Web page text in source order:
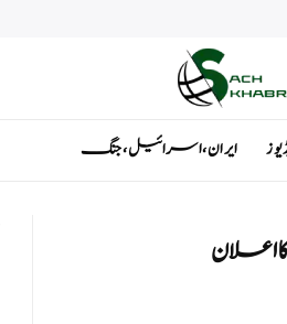
ایران ، اسرائیل ، جنگ
اعلان